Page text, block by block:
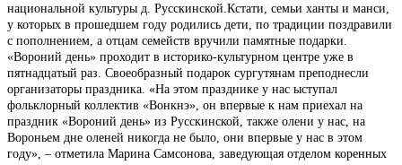
национальной культуры д. Русскинской.Кстати, семьи ханты и манси,
у которых в прошедшем году родились дети, по традиции поздравили
с пополнением, а отцам семейств вручили памятные подарки.
«Вороний день» проходит в историко-культурном центре уже в
пятнадцатый раз. Своеобразный подарок сургутянам преподнесли
организаторы праздника. «На этом празднике у нас ыступал
фольклорный коллектив «Вонкнэ», он впервые к нам приехал на
праздник «Вороний день» из Русскинской, также олени у нас, на
Вороньем дне оленей никогда не было, они впервые у нас в этом
году», – отметила Марина Самсонова, заведующая отделом коренных